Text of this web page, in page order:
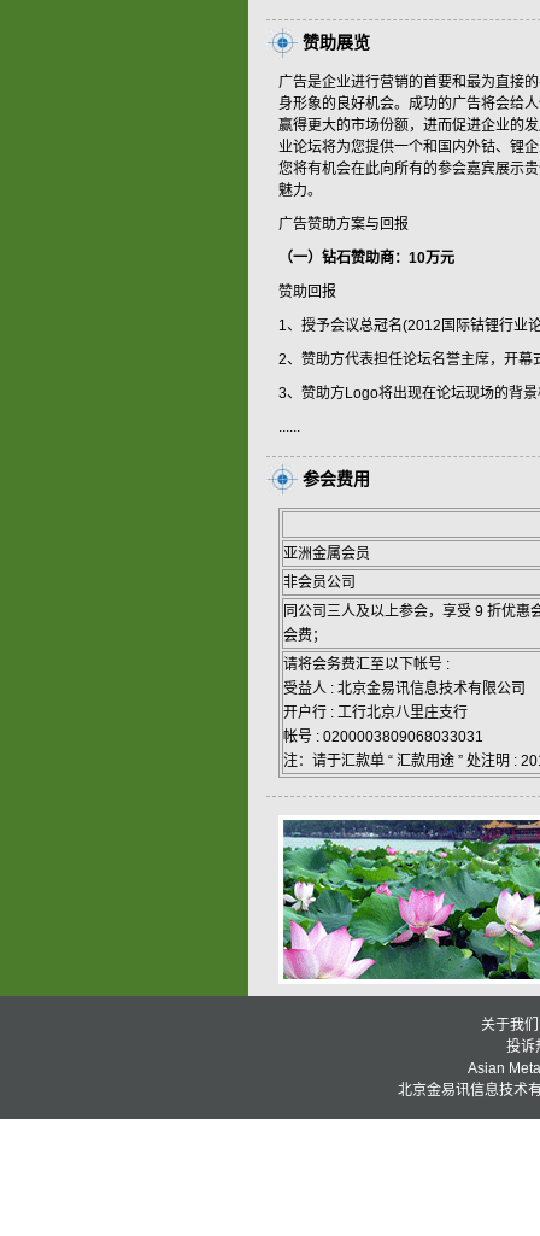
赞助展览
广告是企业进行营销的首要和最为直接
身形象的良好机会。成功的广告将会给
赢得更大的市场份额，进而促进企业的
业论坛将为您提供一个和国内外钴、锂
您将有机会在此向所有的参会嘉宾展示
魅力。
广告赞助方案与回报
（一）钻石赞助商：10万元
赞助回报
1、授予会议总冠名(2012国际钴锂行业
2、赞助方代表担任论坛名誉主席，开幕
3、赞助方Logo将出现在论坛现场的背
......
参会费用
亚洲金属会员
非会员公司
同公司三人及以上参会，享受 9 折优
会费；
请将会务费汇至以下帐号 :
受益人 : 北京金易讯信息技术有限公司
开户行 : 工行北京八里庄支行
帐号 : 0200003809068033031
注：请于汇款单 “ 汇款用途 ” 处注明 :
关于我们
投诉
Asian
北京金易讯信息技术